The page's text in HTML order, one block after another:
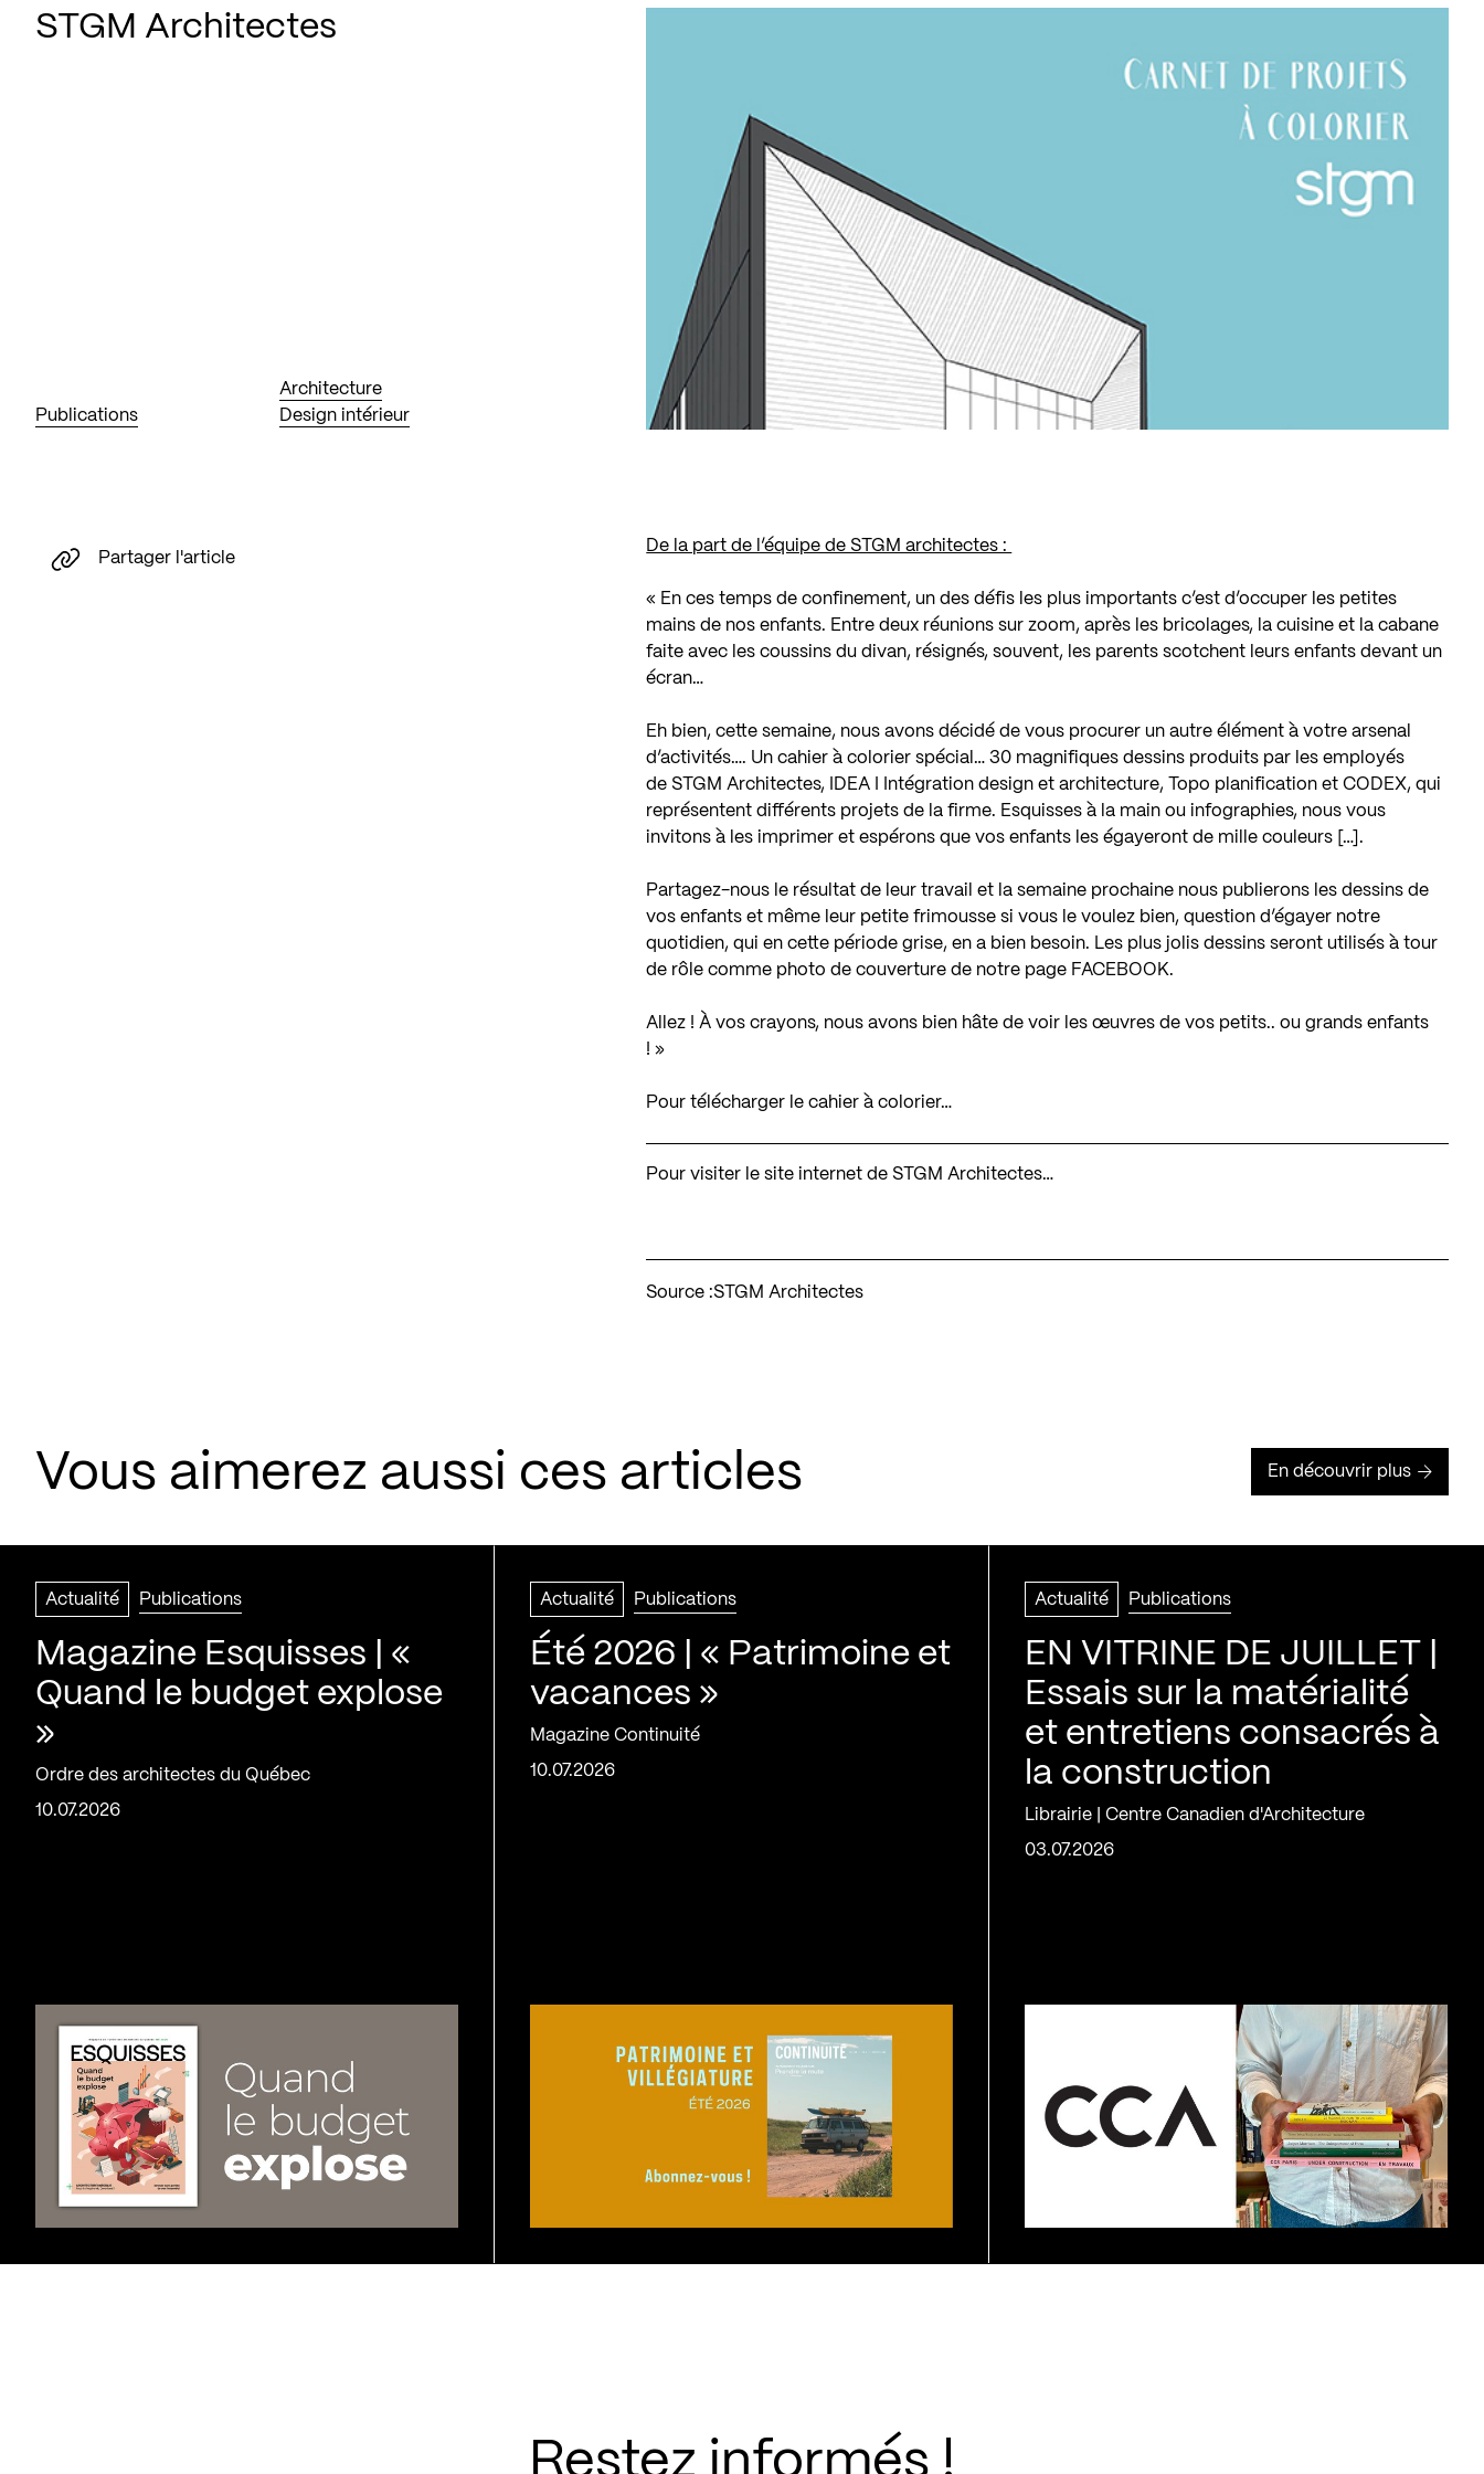
STGM Architectes
Publications
Architecture
Design intérieur
De la part de l’équipe de STGM architectes :
« En ces temps de confinement, un des défis les plus importants c’est d’occuper les petites
mains de nos enfants. Entre deux réunions sur zoom, après les bricolages, la cuisine et la cabane
faite avec les coussins du divan, résignés, souvent, les parents scotchent leurs enfants devant un
écran…
Eh bien, cette semaine, nous avons décidé de vous procurer un autre élément à votre arsenal
d’activités…. Un cahier à colorier spécial… 30 magnifiques dessins produits par les employés
de STGM Architectes, IDEA I Intégration design et architecture, Topo planification et CODEX, qui
représentent différents projets de la firme. Esquisses à la main ou infographies, nous vous
invitons à les imprimer et espérons que vos enfants les égayeront de mille couleurs […].
Partagez-nous le résultat de leur travail et la semaine prochaine nous publierons les dessins de
vos enfants et même leur petite frimousse si vous le voulez bien, question d’égayer notre
quotidien, qui en cette période grise, en a bien besoin. Les plus jolis dessins seront utilisés à tour
de rôle comme photo de couverture de notre page FACEBOOK.
Allez ! À vos crayons, nous avons bien hâte de voir les œuvres de vos petits.. ou grands enfants
! »
Pour télécharger le cahier à colorier…
Pour visiter le site internet de STGM Architectes…
Source :STGM Architectes
Partager l'article
Vous aimerez aussi ces articles En découvrir plus
Actualité Publications
Magazine Esquisses | «
Quand le budget explose
»
Ordre des architectes du Québec
10.07.2026
Actualité Publications
Été 2026 | « Patrimoine et
vacances »
Magazine Continuité
10.07.2026
Actualité Publications
EN VITRINE DE JUILLET |
Essais sur la matérialité
et entretiens consacrés à
la construction
Librairie | Centre Canadien d'Architecture
03.07.2026
Restez informés !